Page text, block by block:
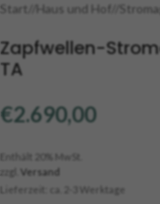
Start Haus und Hof
Zapfwellen-
TA
€2.690,00
Enthält 20% MwSt.
zzgl.
Versand
Lieferzeit: ca. 2-3 Werktage